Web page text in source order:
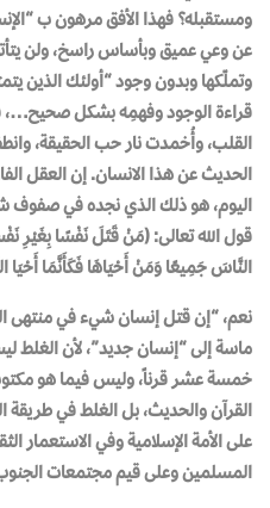
ومستقبله؟ فهذا الأفق مرهون ب“
عن وعي عميق وبأساس راسخ، ولن
وتملّكها وبدون وجود “أولئك الذين
قراءة الوجود وفهمِه بشكل صحيح…،
القلب، وأُخمدت نار حب الحقيقة،
الحديث عن هذا الانسان. إن العقل
اليوم، هو ذلك الذي نجده في صفوف
قول الله تعالى: (مَنْ قَتَلَ نَفْسًا بِغَيْرِ
النَّاسَ جَمِيعًا وَمَنْ أَحْيَاهَا فَكَأَنَّمَا أَحْيَا
نعم، “إن قتل إنسان شيء في منتهى
ماسة إلى “إنسان جديد”، لأن الغلط
خمسة عشر قرناً، وليس فيما هو
القرآن والحديث، بل الغلط في طريقة
على الأمة الإسلامية وفي الاستعمار
المسلمين وعلى قيم مجتمعات